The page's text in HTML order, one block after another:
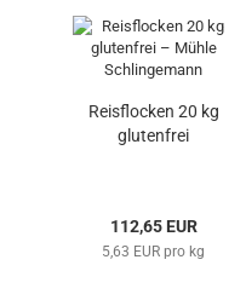
Reisflocken 20 kg
glutenfrei
112,65 EUR
5,63 EUR pro kg